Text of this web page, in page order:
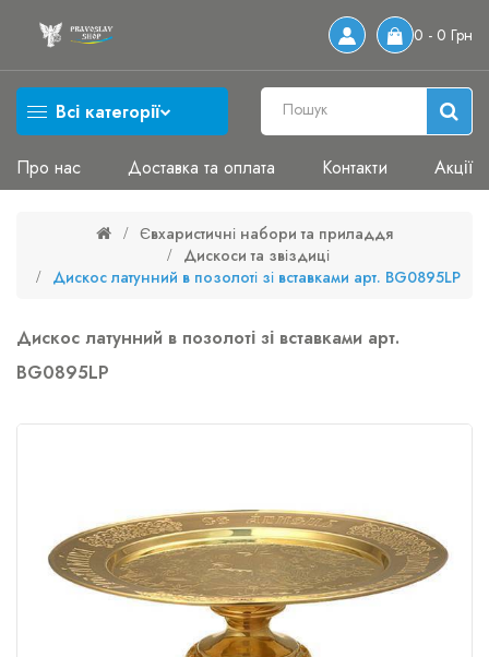
0 - 0 Грн
Всі категорії
Про нас Доставка та оплата Контакти Акції
Євхаристичні набори та приладдя
Дискоси та звіздиці
Дискос латунний в позолоті зі вставками арт. BG0895LP
Дискос латунний в позолоті зі вставками арт.
BG0895LP